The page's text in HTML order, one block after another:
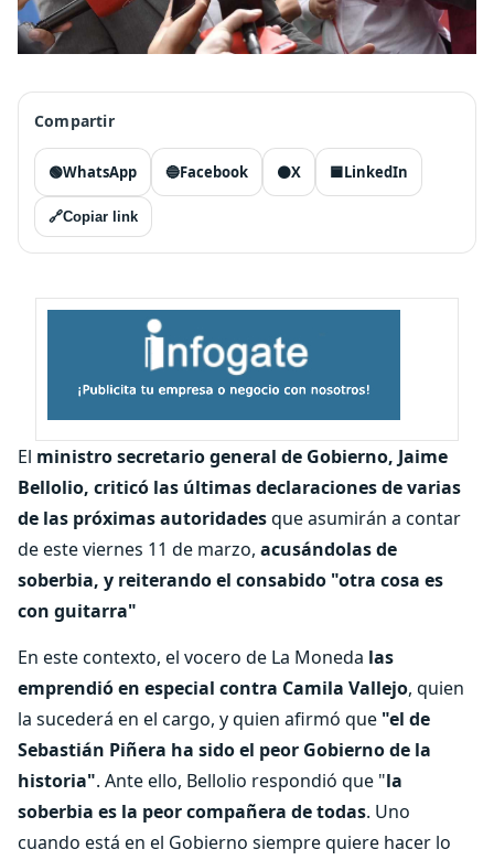
Compartir
🟢WhatsApp 🔵Facebook ⚫X 🟦LinkedIn
🔗Copiar link
El ministro secretario general de Gobierno, Jaime
Bellolio, criticó las últimas declaraciones de varias
de las próximas autoridadesque asumirán a contar
de este viernes 11 de marzo, acusándolas de
soberbia, y reiterando el consabido "otra cosa es
con guitarra"
En este contexto, el vocero de La Moneda las
emprendió en especial contra Camila Vallejo, quien
la sucederá en el cargo, y quien afirmó que "el de
Sebastián Piñera ha sido el peor Gobierno de la
historia". Ante ello, Bellolio respondió que "la
soberbia es la peor compañera de todas. Uno
cuando está en el Gobierno siempre quiere hacer lo